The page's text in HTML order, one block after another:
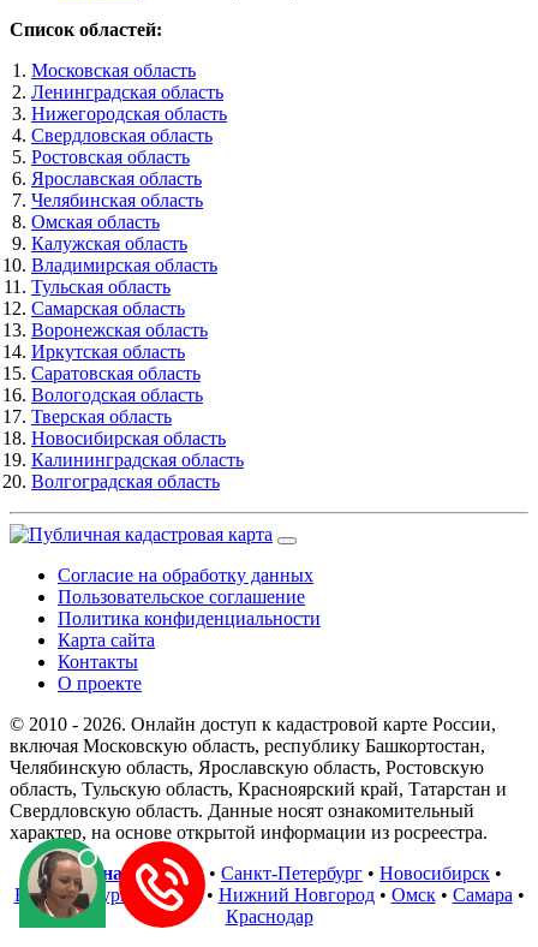
Список областей:
Московская область
Ленинградская область
Нижегородская область
Свердловская область
Ростовская область
Ярославская область
Челябинская область
Омская область
Калужская область
Владимирская область
Тульская область
Самарская область
Воронежская область
Иркутская область
Саратовская область
Вологодская область
Тверская область
Новосибирская область
Калининградская область
Волгоградская область
Согласие на обработку данных
Пользовательское соглашение
Политика конфиденциальности
Карта сайта
Контакты
О проекте
© 2010 - 2026. Онлайн доступ к кадастровой карте России,
включая Московскую область, республику Башкортостан,
Челябинскую область, Ярославскую область, Ростовскую
область, Тульскую область, Красноярский край, Татарстан и
Свердловскую область. Данные носят ознакомительный
характер, на основе открытой информации из росреестра.
В регионах :Москва• Санкт-Петербург • Новосибирск •
Екатеринбург
•Казань • Нижний Новгород• Омск• Самара •
Краснодар